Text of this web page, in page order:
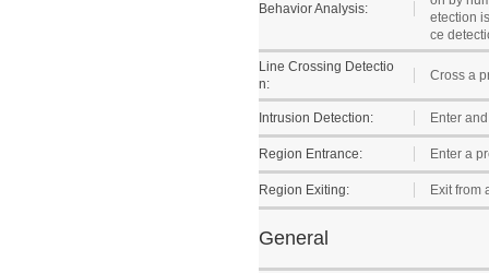
Behavior Analysis:
etection
ce
Line Crossing Detectio
n:
Cross a
Intrusion Detection: Enter
Region Entrance: Enter a
Region Exiting: Exit from
General